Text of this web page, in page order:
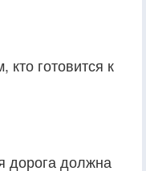
готовится к
дорога должна